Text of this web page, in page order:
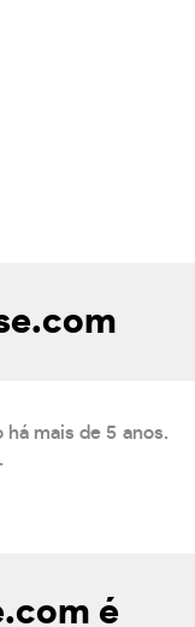
mais de 5 anos.
é